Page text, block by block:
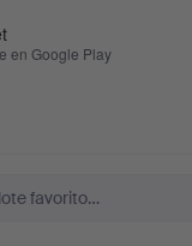
en Google Play